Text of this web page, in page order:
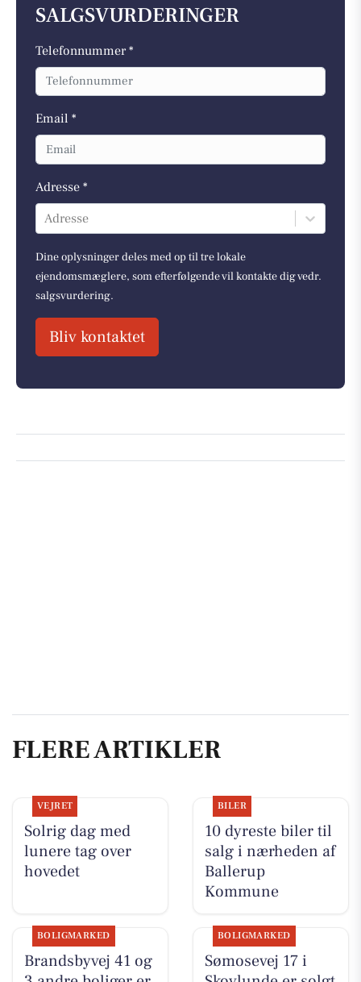
SALGSVURDERINGER
Telefonnummer *
Email *
Adresse *
Adresse
Dine oplysninger deles med op til tre lokale
ejendomsmæglere, som efterfølgende vil kontakte dig vedr.
salgsvurdering.
Bliv kontaktet
FLERE ARTIKLER
VEJRET
Solrig dag med
lunere tag over
hovedet
BILER
10 dyreste biler til
salg i nærheden af
Ballerup
Kommune
BOLIGMARKED
Brandsbyvej 41 og
BOLIGMARKED
Sømosevej 17 i